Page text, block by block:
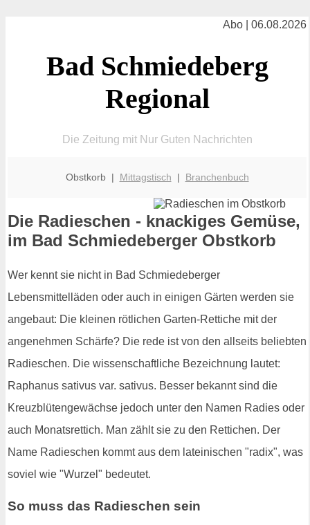
Abo | 06.08.2026
Bad Schmiedeberg
Regional
Die Zeitung mit Nur Guten Nachrichten
Obstkorb | Mittagstisch | Branchenbuch
Die Radieschen - knackiges Gemüse,
im Bad Schmiedeberger Obstkorb
Wer kennt sie nicht in Bad Schmiedeberger
Lebensmittelläden oder auch in einigen Gärten werden sie
angebaut: Die kleinen rötlichen Garten-Rettiche mit der
angenehmen Schärfe? Die rede ist von den allseits beliebten
Radieschen. Die wissenschaftliche Bezeichnung lautet:
Raphanus sativus var. sativus. Besser bekannt sind die
Kreuzblütengewächse jedoch unter den Namen Radies oder
auch Monatsrettich. Man zählt sie zu den Rettichen. Der
Name Radieschen kommt aus dem lateinischen "radix", was
soviel wie "Wurzel" bedeutet.
So muss das Radieschen sein